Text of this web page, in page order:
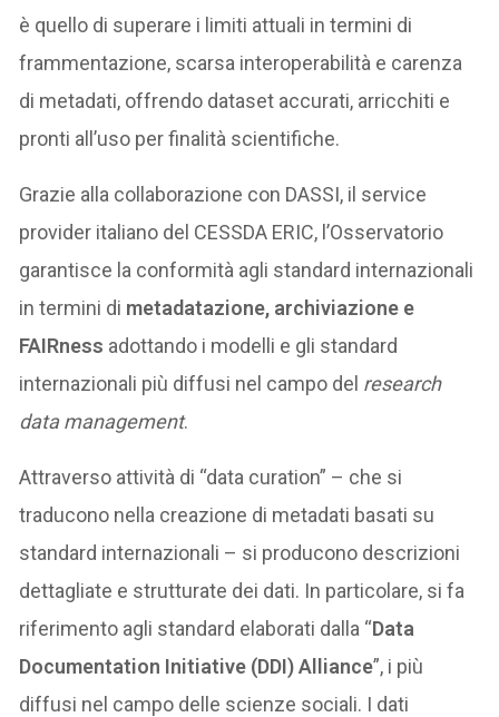
è quello di superare i limiti attuali in termini di
frammentazione, scarsa interoperabilità e carenza
di metadati, offrendo dataset accurati, arricchiti e
pronti all’uso per finalità scientifiche.
Grazie alla collaborazione con DASSI, il service
provider italiano del CESSDA ERIC, l’Osservatorio
garantisce la conformità agli standard internazionali
in termini di metadatazione, archiviazione e
FAIRness adottando i modelli e gli standard
internazionali più diffusi nel campo del research
data management.
Attraverso attività di “data curation” – che si
traducono nella creazione di metadati basati su
standard internazionali – si producono descrizioni
dettagliate e strutturate dei dati. In particolare, si fa
riferimento agli standard elaborati dalla “Data
Documentation Initiative (DDI) Alliance”, i più
diffusi nel campo delle scienze sociali. I dati